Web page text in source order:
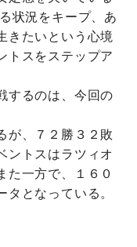
状況をキープ、あ
きたいという心境
トスをステップア
するのは、今回の
が、７２勝３２敗
ントスはラツィオ
た一方で、１６０
タとなっている。